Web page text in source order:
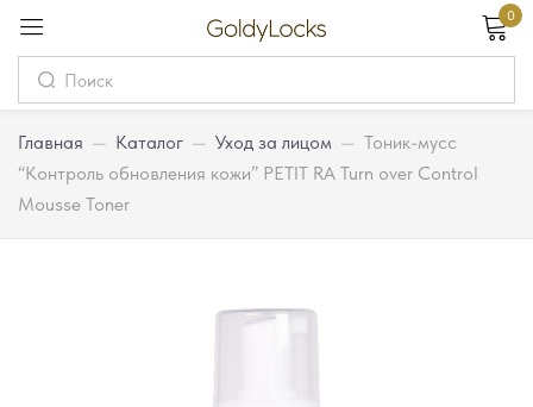
0
Главная — Каталог — Уход за лицом — Тоник-мусс
“Контроль обновления кожи” PETIT RA Turn over Control
Mousse Toner
Вход
Password